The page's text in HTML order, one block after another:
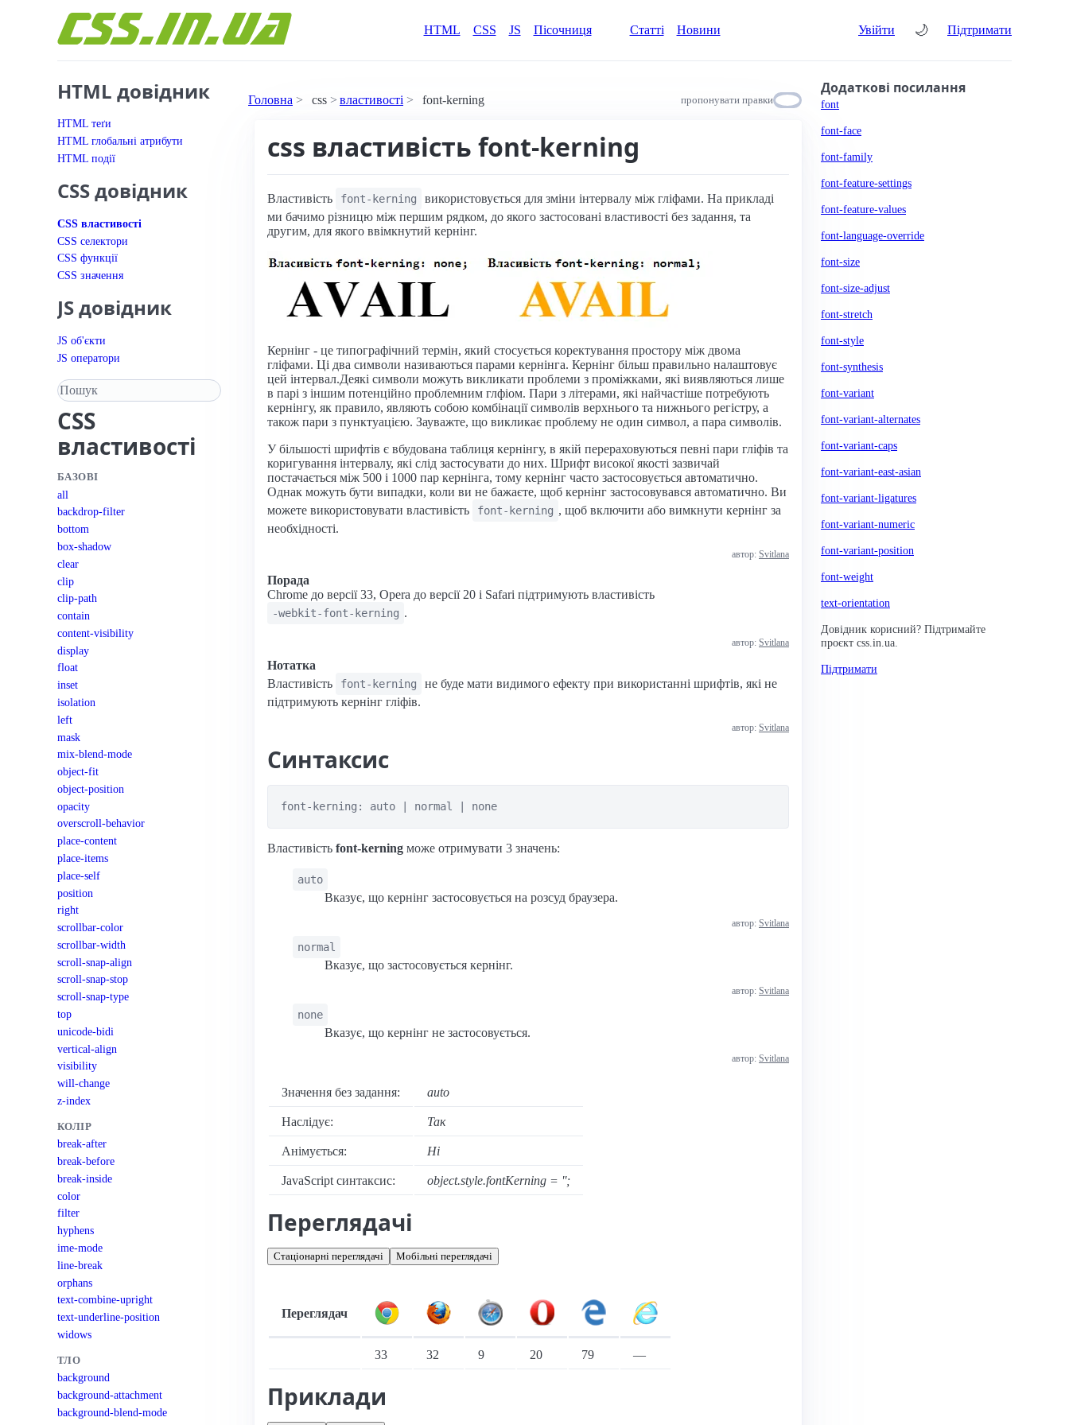
HTML
CSS JS Пісочниця Статті Новини Увійти 🌙 Підтримати
HTML довідник
HTML теґи
HTML глобальні атрибути
HTML події
CSS довідник
CSS властивості
CSS селектори
CSS функції
CSS значення
JS довідник
JS об'єкти
JS оператори
Пошук у довіднику
CSS
властивості
БАЗОВІ
all
backdrop-filter
bottom
box-shadow
clear
clip
clip-path
contain
content-visibility
display
float
inset
isolation
left
mask
mix-blend-mode
object-fit
object-position
opacity
overscroll-behavior
place-content
place-items
place-self
position
right
scrollbar-color
scrollbar-width
scroll-snap-align
scroll-snap-stop
scroll-snap-type
top
unicode-bidi
vertical-align
visibility
will-change
z-index
КОЛІР
break-after
break-before
break-inside
color
filter
hyphens
ime-mode
line-break
orphans
text-combine-upright
text-underline-position
widows
ТЛО
background
background-attachment
background-blend-mode
Головна css властивості font-kerning пропонувати правки
css властивість font-kerning
Властивість font-kerning
використовується для зміни інтервалу між гліфами. На прикладі
ми бачимо різницю між першим рядком, до якого застосовані властивості без задання, та
другим, для якого ввімкнутий кернінг.
Кернінг - це типографічний термін, який стосується коректування простору між двома
гліфами. Ці два символи називаються парами кернінга. Кернінг більш правильно налаштовує
цей інтервал.Деякі символи можуть викликати проблеми з проміжками, які виявляються лише
в парі з іншим потенційно проблемним глфіом. Пари з літерами, які найчастіше потребують
кернінгу, як правило, являють собою комбінації символів верхнього та нижнього регістру, а
також пари з пунктуацією. Зауважте, що викликає проблему не один символ, а пара символів.
У більшості шрифтів є вбудована таблиця кернінгу, в якій перераховуються певні пари гліфів та
коригування інтервалу, які слід застосувати до них. Шрифт високої якості зазвичай
постачається між 500 і 1000 пар кернінга, тому кернінг часто застосовується автоматично.
Однак можуть бути випадки, коли ви не бажаєте, щоб кернінг застосовувався автоматично. Ви
можете використовувати властивість
font-kerning , щоб включити або вимкнути кернінг за
необхідності.
автор: Svitlana
Порада
Chrome до версії 33, Opera до версії 20 і Safari підтримують властивість
-webkit-font-kerning .
автор: Svitlana
Нотатка
Властивість
font-kerning
не буде мати видимого ефекту при використанні шрифтів, які не
підтримують кернінг гліфів.
автор: Svitlana
Синтаксис
font-kerning: auto | normal | none
Властивість font-kerning може отримувати 3 значень:
auto
Вказує, що кернінг застосовується на розсуд браузера.
автор: Svitlana
normal
Вказує, що застосовується кернінг.
автор: Svitlana
none
Вказує, що кернінг не застосовується.
автор: Svitlana
Значення без задання: auto
Наслідує: Так
Анімується: Ні
JavaScript синтаксис: object.style.fontKerning = '';
Переглядачі
Стаціонарні переглядачі Мобільні переглядачі
Переглядач
33 32 9 20 79 —
Приклади
Додаткові посилання
font
font-face
font-family
font-feature-settings
font-feature-values
font-language-override
font-size
font-size-adjust
font-stretch
font-style
font-synthesis
font-variant
font-variant-alternates
font-variant-caps
font-variant-east-asian
font-variant-ligatures
font-variant-numeric
font-variant-position
font-weight
text-orientation
Довідник корисний? Підтримайте
проєкт css.in.ua.
Підтримати